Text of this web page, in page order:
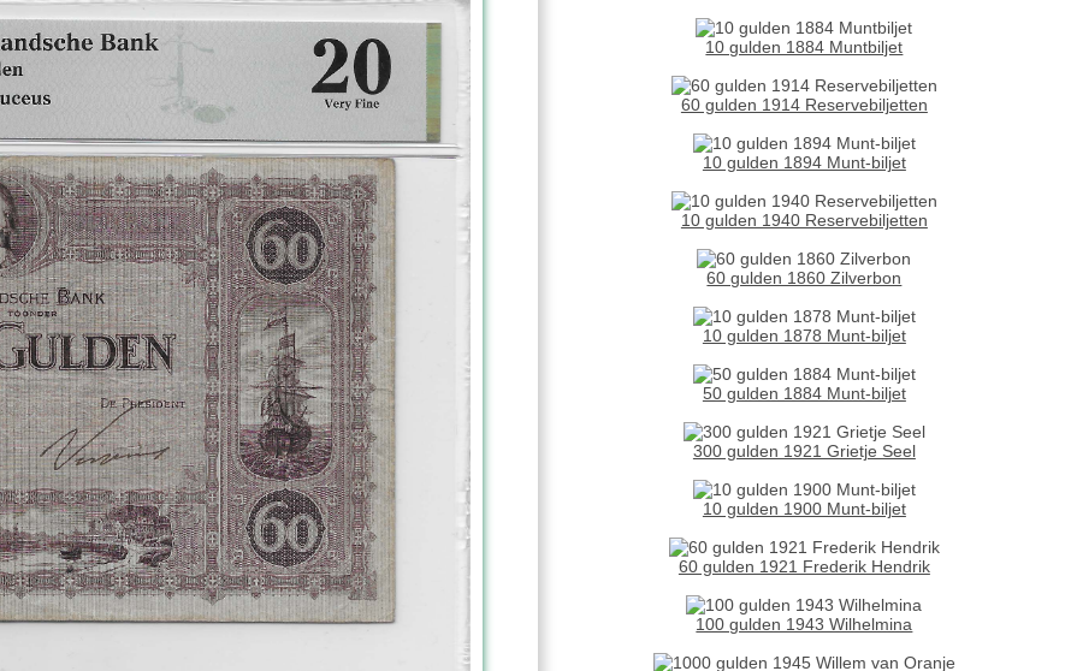
10 gulden 1884 Muntbiljet
60 gulden 1914 Reservebiljetten
10 gulden 1894 Munt-biljet
10 gulden 1940 Reservebiljetten
60 gulden 1860 Zilverbon
10 gulden 1878 Munt-biljet
50 gulden 1884 Munt-biljet
300 gulden 1921 Grietje Seel
10 gulden 1900 Munt-biljet
60 gulden 1921 Frederik Hendrik
100 gulden 1943 Wilhelmina